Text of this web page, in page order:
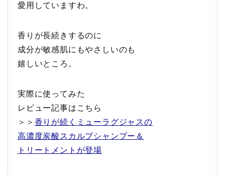
愛用していますわ。
香りが長続きするのに
成分が敏感肌にもやさしいのも
嬉しいところ。
実際に使ってみた
レビュー記事はこちら
＞＞ 香りが続くミューラグジャスの
高濃度炭酸スカルプシャンプー＆
トリートメントが登場